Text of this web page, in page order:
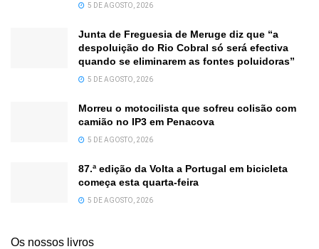
5 DE AGOSTO, 2026
Junta de Freguesia de Meruge diz que “a
despoluição do Rio Cobral só será efectiva
quando se eliminarem as fontes poluidoras”
5 DE AGOSTO, 2026
Morreu o motocilista que sofreu colisão com
camião no IP3 em Penacova
5 DE AGOSTO, 2026
87.ª edição da Volta a Portugal em bicicleta
começa esta quarta-feira
5 DE AGOSTO, 2026
Os nossos livros